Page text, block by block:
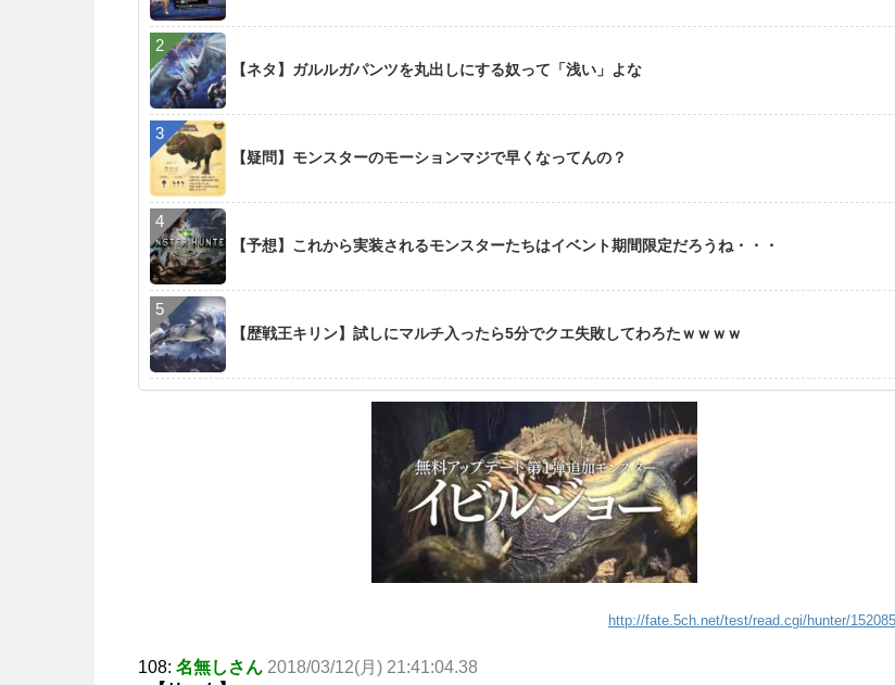
【ネタ】ガルルガパンツを丸出しにする奴って「浅い」よな
【疑問】モンスターのモーションマジで早くなってんの？
【予想】これから実装されるモンスターたちはイベント期間限定だろうね・・・
【歴戦王キリン】試しにマルチ入ったら5分でクエ失敗してわろたｗｗｗｗ
http://fate.5ch.net/test/read.cgi/hunter/
108: 名無しさん 2018/03/12(月) 21:41:04.38